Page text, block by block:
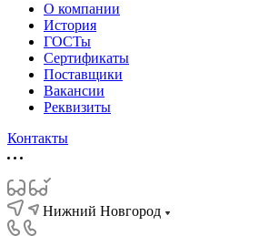
О компании
История
ГОСТы
Сертификаты
Поставщики
Вакансии
Реквизиты
Контакты
Нижний Новгород